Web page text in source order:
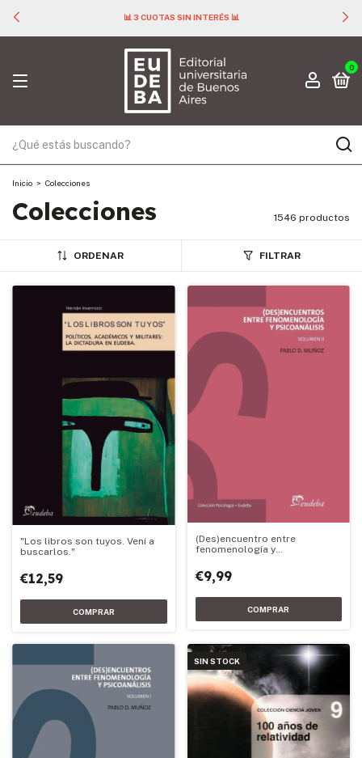
📊 3 CUOTAS SIN INTERÉS 📊
0
Inicio > Colecciones
Colecciones 1546 productos
ORDENAR FILTRAR
"Los libros son tuyos. Vení a
buscarlos."
€12,59
(Des)encuentro entre
fenomenología y
€9,99
SIN STOCK